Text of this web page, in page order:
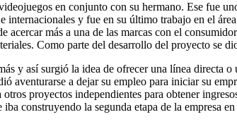
en conjunto con su hermano. Ese fue
y fue en su último trabajo en el
más a una de las marcas con el
Como parte del desarrollo del proyecto se
y así surgió la idea de ofrecer una línea directa
a dejar su empleo para iniciar su
proyectos independientes para obtener
construyendo la segunda etapa de la empresa